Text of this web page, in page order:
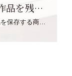
大切な作品を残す作品保存商品